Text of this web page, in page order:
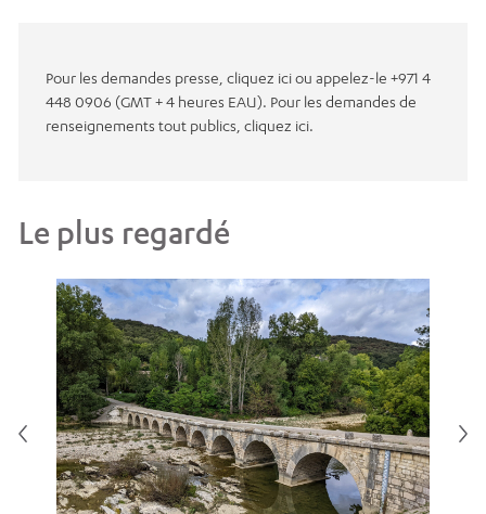
Pour les demandes presse, cliquez ici ou appelez-le +971 4
448 0906 (GMT + 4 heures EAU). Pour les demandes de
renseignements tout publics, cliquez ici.
Le plus regardé